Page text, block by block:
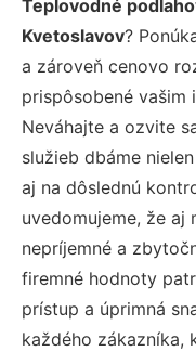
Teplovodné
Kvetoslavov?
a zároveň cenovo
prispôsobené vašim
Neváhajte a ozvite
služieb dbáme
aj na dôslednú
uvedomujeme, že aj
nepríjemné a
firemné hodnoty
prístup a úprimná
každého zákazníka,